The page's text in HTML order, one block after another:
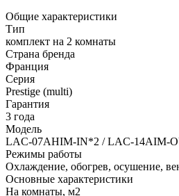
Общие характеристики
Тип
комплект на 2 комнаты
Страна бренда
Франция
Серия
Prestige (multi)
Гарантия
3 года
Модель
LAC-07AHIM-IN*2 / LAC-14AIM-
Режимы работы
Охлаждение, обогрев, осушение,
Основные характеристики
На комнаты, м2